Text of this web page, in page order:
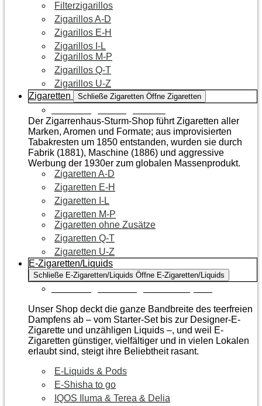
Filterzigarillos
Zigarillos A-D
Zigarillos E-H
Zigarillos I-L
Zigarillos M-P
Zigarillos Q-T
Zigarillos U-Z
Zigaretten
Schließe Zigaretten Öffne Zigaretten
Der Zigarrenhaus-Sturm-Shop führt Zigaretten aller
Marken, Aromen und Formate; aus improvisierten
Tabakresten um 1850 entstanden, wurden sie durch
Fabrik (1881), Maschine (1886) und aggressive
Werbung der 1930er zum globalen Massenprodukt.
Zigaretten A-D
Zigaretten E-H
Zigaretten I-L
Zigaretten M-P
Zigaretten ohne Zusätze
Zigaretten Q-T
Zigaretten U-Z
E-Zigaretten/Liquids
Schließe E-Zigaretten/Liquids Öffne E-Zigaretten/Liquids
Unser Shop deckt die ganze Bandbreite des teerfreien
Dampfens ab – vom Starter-Set bis zur Designer-E-
Zigarette und unzähligen Liquids –, und weil E-
Zigaretten günstiger, vielfältiger und in vielen Lokalen
erlaubt sind, steigt ihre Beliebtheit rasant.
E-Liquids & Pods
E-Shisha to go
IQOS Iluma & Terea & Delia